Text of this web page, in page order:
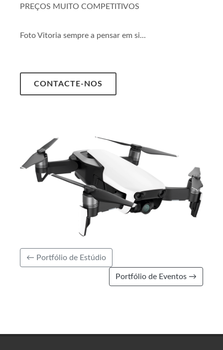
PREÇOS MUITO COMPETITIVOS
Foto Vitoria sempre a pensar em si...
CONTACTE-NOS
← Portfólio de Estúdio
Portfólio de Eventos →